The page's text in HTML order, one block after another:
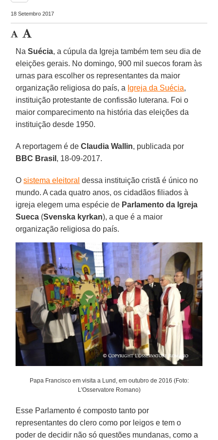
18 Setembro 2017
NaSuécia, a cúpula da Igreja também tem seu dia de
eleições gerais. No domingo, 900 mil suecos foram às
urnas para escolher os representantes da maior
organização religiosa do país, a Igreja da Suécia,
instituição protestante de confissão luterana. Foi o
maior comparecimento na história das eleições da
instituição desde 1950.
A reportagem é deClaudia Wallin, publicada por
BBC Brasil , 18-09-2017.
Osistema eleitoral dessa instituição cristã é único no
mundo. A cada quatro anos, os cidadãos filiados à
igreja elegem uma espécie de Parlamento da Igreja
Sueca (Svenska kyrkan), a que é a maior
organização religiosa do país.
Papa Francisco em visita a Lund, em outubro de 2016 (Foto:
L'Osservatore Romano)
Esse Parlamento é composto tanto por
representantes do clero como por leigos e tem o
poder de decidir não só questões mundanas, como a